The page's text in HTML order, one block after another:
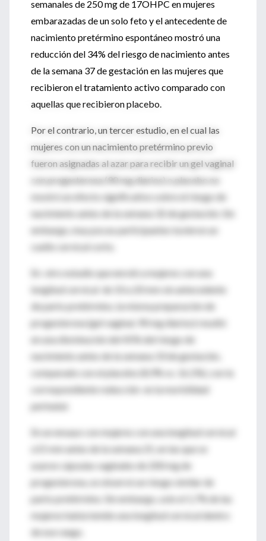
semanales de 250 mg de 17OHPC en mujeres
embarazadas de un solo feto y el antecedente de
nacimiento pretérmino espontáneo mostró una
reducción del 34% del riesgo de nacimiento antes
de la semana 37 de gestación en las mujeres que
recibieron el tratamiento activo comparado con
aquellas que recibieron placebo.
Por el contrario, un tercer estudio, en el cual las
mujeres con un nacimiento pretérmino previo
fueron asignadas al azar para recibir un gel vaginal
con progesterona (90 mg diarios) o placebo no
mostró un efecto significativo sobre el riesgo de
nacimiento antes de la semana 32 de gestación. Sin
embargo, muy pocas participantes tuvieron un
cuello cervical corto.
En otro estudio que enroló a mujeres con una
longitud cervical de 10 a 20 mm sin antecedente
de parto pretérmino, la misma preparación de
progesterona (gel vaginal, 90 mg diarios) resultó
en una disminución del 45% del riesgo de
nacimiento antes de la semana 33 de gestación,
comparado con el placebo (8,9% vs. 16,1%), con la
correspondiente reducción en la morbilidad
perinatal.
En un ensayo con mujeres con una longitud cervical
≤15 mm antes de la semana 25, en las que se
usaron cápsulas vaginales de 200 mg de
progesterona, se observó un riesgo similar de
parto pretérmino. Sin embargo, solo el 1,7% de las
mujeres había tenido una longitud cervical dentro
de ese rango.